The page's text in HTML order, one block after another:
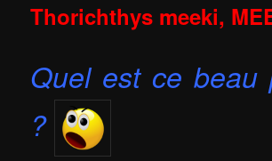
Thorichthys meeki,
Quel est ce beau
?